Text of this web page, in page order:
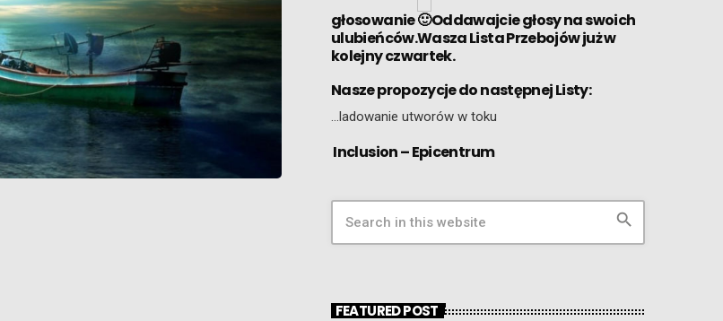
głosowanie
Oddawajcie głosy na swoich
ulubieńców.Wasza Lista Przebojów już w
kolejny czwartek.
Nasze propozycje do następnej Listy:
…ladowanie utworów w toku
Inclusion – Epicentrum
search
FEATURED POST